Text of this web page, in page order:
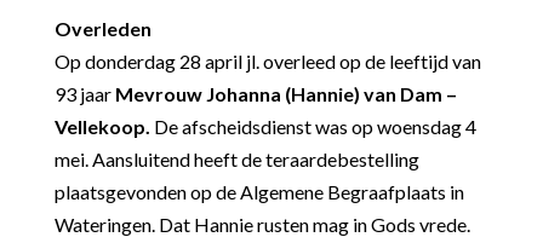
Overleden
Op donderdag 28 april jl. overleed op de leeftijd van
93 jaar Mevrouw Johanna (Hannie) van Dam –
Vellekoop. De afscheidsdienst was op woensdag 4
mei. Aansluitend heeft de teraardebestelling
plaatsgevonden op de Algemene Begraafplaats in
Wateringen. Dat Hannie rusten mag in Gods vrede.